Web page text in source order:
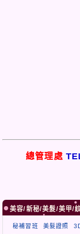
總管理處
美容/新秘/美髮/美甲/
秘補習班 美髮證照